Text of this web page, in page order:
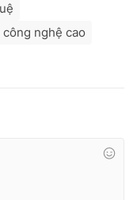
công nghệ cao